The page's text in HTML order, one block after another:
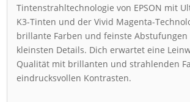
Tintenstrahltechnologie von EPSON mit
K3-Tinten und der Vivid Magenta-
brillante Farben und feinste
kleinsten Details. Dich erwartet eine
Qualität mit brillanten und strahlenden
eindrucksvollen Kontrasten.